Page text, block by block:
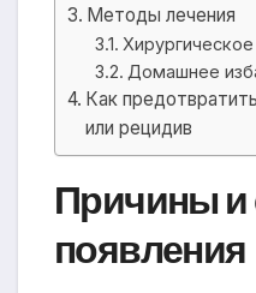
Методы лечения
Домашнее
Как
или рецидив
Причины
появления